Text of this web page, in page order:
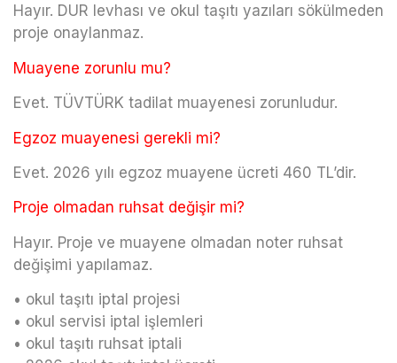
Hayır. DUR levhası ve okul taşıtı yazıları sökülmeden
proje onaylanmaz.
Muayene zorunlu mu?
Evet. TÜVTÜRK tadilat muayenesi zorunludur.
Egzoz muayenesi gerekli mi?
Evet. 2026 yılı egzoz muayene ücreti 460 TL’dir.
Proje olmadan ruhsat değişir mi?
Hayır. Proje ve muayene olmadan noter ruhsat
değişimi yapılamaz.
• okul taşıtı iptal projesi
• okul servisi iptal işlemleri
• okul taşıtı ruhsat iptali